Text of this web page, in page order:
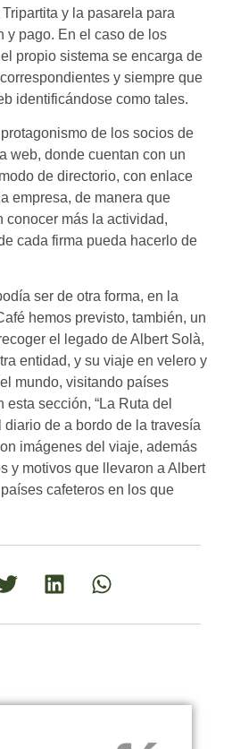
y la pasarela para
y pago. En el caso de los
propio sistema se encarga de
y siempre que
identificándose como tales.
de los socios de
web, donde cuentan con un
de directorio, con enlace
empresa, de manera que
conocer más la actividad,
cada firma pueda hacerlo de
ser de otra forma, en la
hemos previsto, también, un
el legado de Albert Solà,
entidad, y su viaje en velero y
mundo, visitando países
esta sección, “La Ruta del
de a bordo de la travesía
imágenes del viaje, además
y motivos que llevaron a Albert
cafeteros en los que